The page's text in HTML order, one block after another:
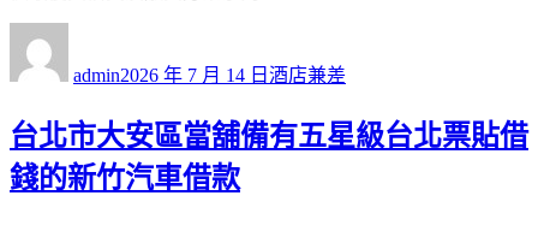
admin佈
期:
2026 年 7 月 14 日 類
酒店兼差
台北市大安區當舖備有五星級台北票貼借
錢的新竹汽車借款